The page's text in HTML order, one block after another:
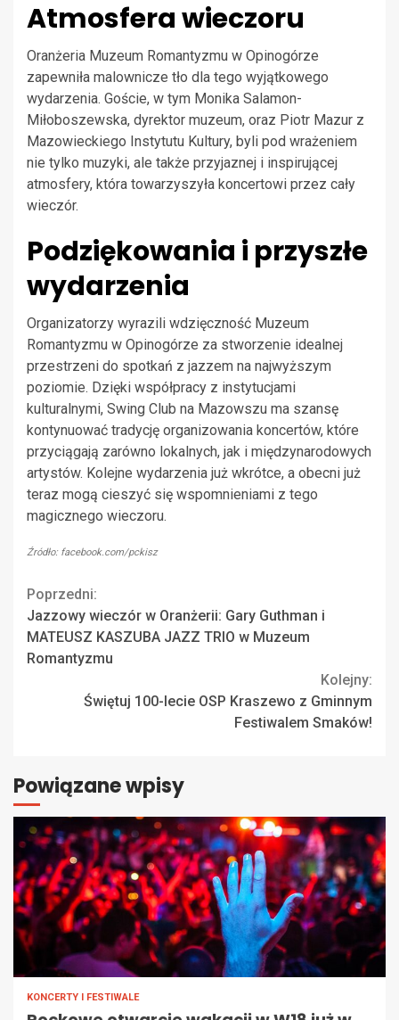
Atmosfera wieczoru
Oranżeria Muzeum Romantyzmu w Opinogórze
zapewniła malownicze tło dla tego wyjątkowego
wydarzenia. Goście, w tym Monika Salamon-
Miłoboszewska, dyrektor muzeum, oraz Piotr Mazur z
Mazowieckiego Instytutu Kultury, byli pod wrażeniem
nie tylko muzyki, ale także przyjaznej i inspirującej
atmosfery, która towarzyszyła koncertowi przez cały
wieczór.
Podziękowania i przyszłe
wydarzenia
Organizatorzy wyrazili wdzięczność Muzeum
Romantyzmu w Opinogórze za stworzenie idealnej
przestrzeni do spotkań z jazzem na najwyższym
poziomie. Dzięki współpracy z instytucjami
kulturalnymi, Swing Club na Mazowszu ma szansę
kontynuować tradycję organizowania koncertów, które
przyciągają zarówno lokalnych, jak i międzynarodowych
artystów. Kolejne wydarzenia już wkrótce, a obecni już
teraz mogą cieszyć się wspomnieniami z tego
magicznego wieczoru.
Źródło: facebook.com/pckisz
Continue
Reading
Poprzedni:
Jazzowy wieczór w Oranżerii: Gary Guthman i
MATEUSZ KASZUBA JAZZ TRIO w Muzeum
Romantyzmu
Kolejny:
Świętuj 100-lecie OSP Kraszewo z Gminnym
Festiwalem Smaków!
Powiązane wpisy
KONCERTY I FESTIWALE